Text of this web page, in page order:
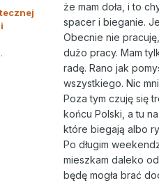
że mam doła, i to
spacer i bieganie.
Obecnie nie
dużo pracy. Mam
radę. Rano jak
wszystkiego. Nic
Poza tym czuję się
końcu Polski, a tu
które biegają albo
Po długim
mieszkam daleko
będę mogła brać